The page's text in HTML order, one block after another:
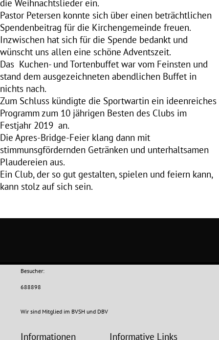
die Weihnachtslieder ein.
Pastor Petersen konnte sich über einen beträchtlichen
Spendenbeitrag für die Kirchengemeinde freuen.
Inzwischen hat sich für die Spende bedankt und
wünscht uns allen eine schöne Adventszeit.
Das Kuchen- und Tortenbuffet war vom Feinsten und
stand dem ausgezeichneten abendlichen Buffet in
nichts nach.
Zum Schluss kündigte die Sportwartin ein ideenreiches
Programm zum 10 jährigen Besten des Clubs im
Festjahr 2019 an.
Die Apres-Bridge-Feier klang dann mit
stimmunsgfördernden Getränken und unterhaltsamen
Plaudereien aus.
Ein Club, der so gut gestalten, spielen und feiern kann,
kann stolz auf sich sein.
Besucher:
688898
Wir sind Mitglied im BVSH und DBV
Informationen Informative Links